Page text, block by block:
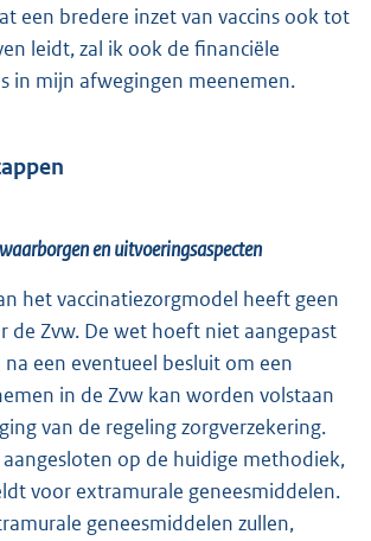
een bredere inzet van vaccins ook tot
leidt, zal ik ook de financiële
in mijn afwegingen meenemen.
en uitvoeringsaspecten
het vaccinatiezorgmodel heeft geen
de Zvw. De wet hoeft niet aangepast
een eventueel besluit om een
in de Zvw kan worden volstaan
van de regeling zorgverzekering.
op de huidige methodiek,
voor extramurale geneesmiddelen.
geneesmiddelen zullen,